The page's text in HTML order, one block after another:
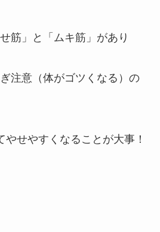
筋」と「ムキ筋」があり
注意（体がゴツくなる）の
やせやすくなることが大事！